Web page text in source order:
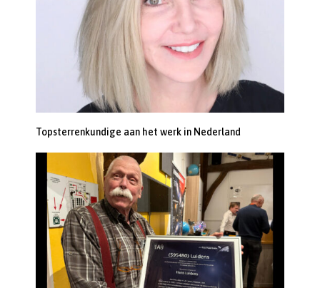
Topsterrenkundige aan het werk in Nederland